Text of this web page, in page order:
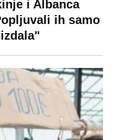
i Albanca
ih samo